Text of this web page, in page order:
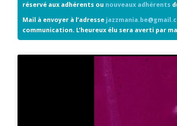
réservé aux adhérents ou nouveaux adhérents
Mail à envoyer à l’adresse
communication. L’heureux élu sera averti par